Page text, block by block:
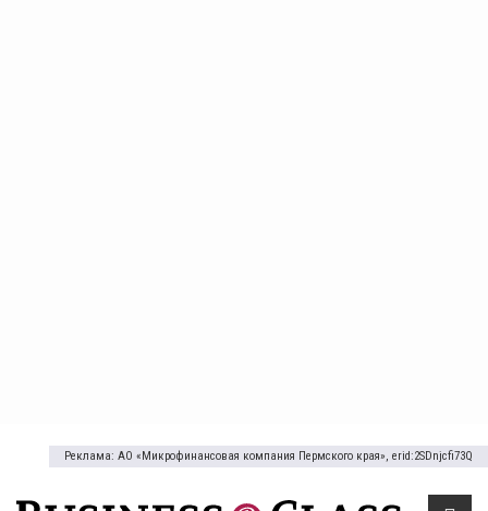
Реклама: АО «Микрофинансовая компания Пермского края», erid:2SDnjcfi73Q